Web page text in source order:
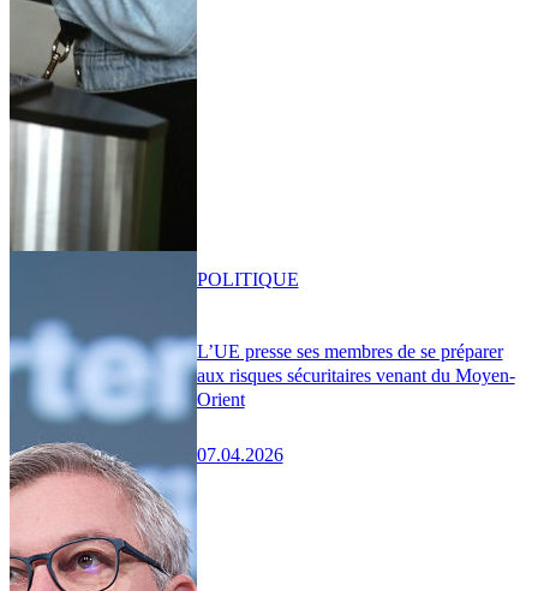
L’UE presse ses membres de se préparer
aux risques sécuritaires venant du Moyen-
Orient
07.04.2026
POLITIQUE